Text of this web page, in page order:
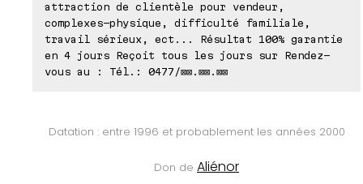
attraction de clientèle pour vendeur,
complexes-physique, difficulté familiale,
travail sérieux, ect... Résultat 100% garantie
en 4 jours Reçoit tous les jours sur Rendez-
vous au : Tél.: 0477/⊠⊠.⊠⊠.⊠⊠
Datation : entre 1996 et probablement les années 2000
Don de Aliénor